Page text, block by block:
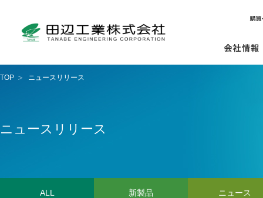
TOP ニュースリリース
ニュースリリース
ALL 新製品 ニュース